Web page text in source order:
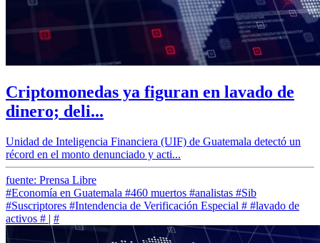
Criptomonedas ya figuran en lavado de
dinero; deli...
Unidad de Inteligencia Financiera (UIF) de Guatemala detectó un
récord en el monto denunciado y acti...
fuente: Prensa Libre
#Economía en Guatemala #460 muertos #analistas #Sib
#Suscriptores #Intendencia de Verificación Especial # #lavado de
activos # | #